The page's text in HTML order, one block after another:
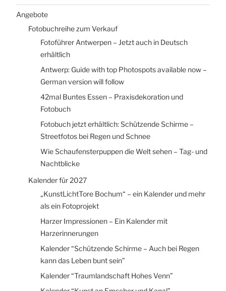
Angebote
Fotobuchreihe zum Verkauf
Fotoführer Antwerpen – Jetzt auch in Deutsch
erhältlich
Antwerp: Guide with top Photospots available now –
German version will follow
42mal Buntes Essen – Praxisdekoration und
Fotobuch
Fotobuch jetzt erhältlich: Schützende Schirme –
Streetfotos bei Regen und Schnee
Wie Schaufensterpuppen die Welt sehen – Tag- und
Nachtblicke
Kalender für 2027
„KunstLichtTore Bochum“ – ein Kalender und mehr
als ein Fotoprojekt
Harzer Impressionen – Ein Kalender mit
Harzerinnerungen
Kalender “Schützende Schirme – Auch bei Regen
kann das Leben bunt sein”
Kalender “Traumlandschaft Hohes Venn”